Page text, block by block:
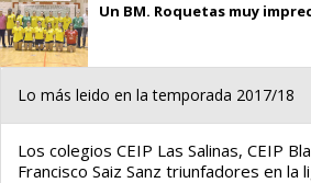
Un BM. Roquetas muy
Lo más leido en la temporada 2017/18
Los colegios CEIP Las Salinas, CEIP
Francisco Saiz Sanz triunfadores en la